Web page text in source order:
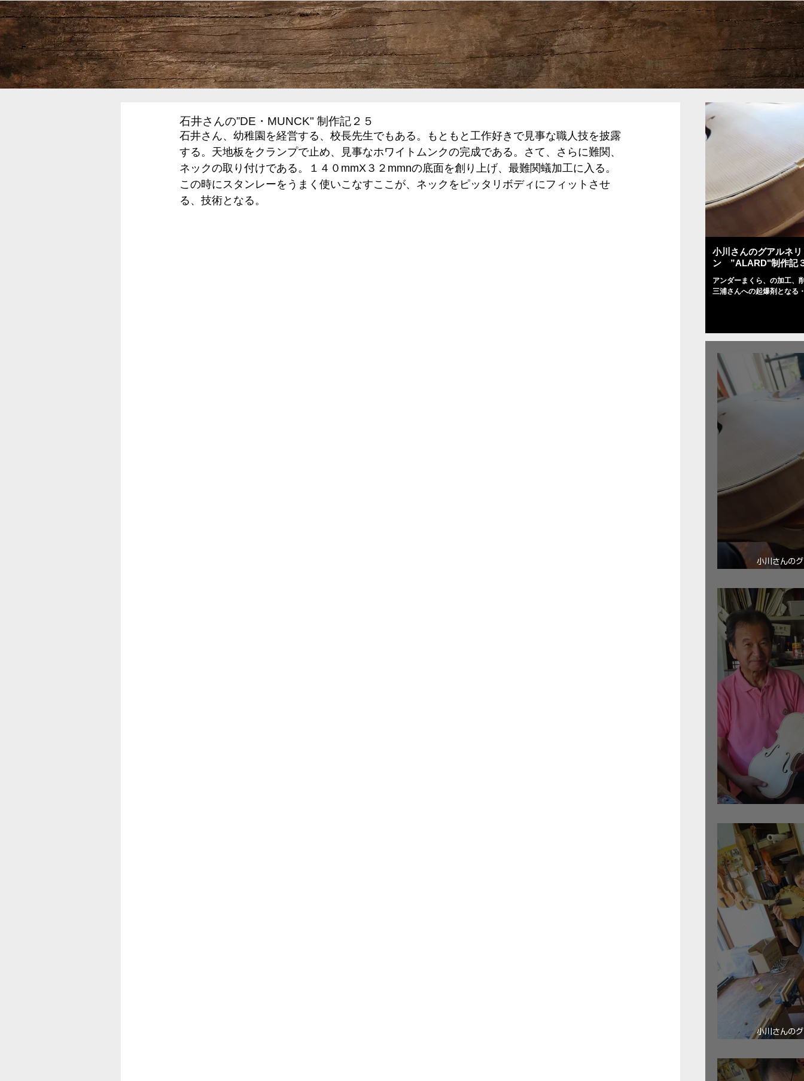
HOME ご案内 制作記 動画 ブログ 書籍
石井さんの”DE・MUNCK" 制作記２５
石井さん、幼稚園を経営する、校長先生でもある。もともと工作好きで見事な職人技を披露
する。天地板をクランプで止め、見事なホワイトムンクの完成である。さて、さらに難関、
ネックの取り付けである。１４０mmX３２mmnの底面を創り上げ、最難関蟻加工に入る。
この時にスタンレーをうまく使いこなすここが、ネックをピッタリボディにフィットさせ
る、技術となる。
小川さんのグアルネ
ン ”ALARD"制作記
アンダーまくら、の加工、
三浦さんへの起爆剤となる
小川さんの
小川さんの